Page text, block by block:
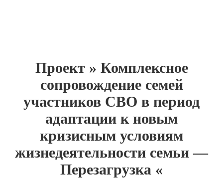
Проект » Комплексное
сопровождение семей
участников СВО в период
адаптации к новым
кризисным условиям
жизнедеятельности семьи —
Перезагрузка «